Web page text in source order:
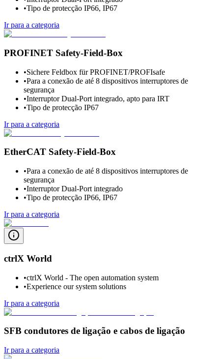
•Tipo de protecção IP66, IP67
Ir para a categoria
PROFINET Safety-Field-Box
•Sichere Feldbox für PROFINET/PROFIsafe
•Para a conexão de até 8 dispositivos interruptores de
segurança
•Interruptor Dual-Port integrado, apto para IRT
•Tipo de protecção IP67
Ir para a categoria
EtherCAT Safety-Field-Box
•Para a conexão de até 8 dispositivos interruptores de
segurança
•Interruptor Dual-Port integrado
•Tipo de protecção IP66, IP67
Ir para a categoria
ctrlX World
•ctrlX World - The open automation system
•Experience our system solutions
Ir para a categoria
SFB condutores de ligação e cabos de ligação
Ir para a categoria